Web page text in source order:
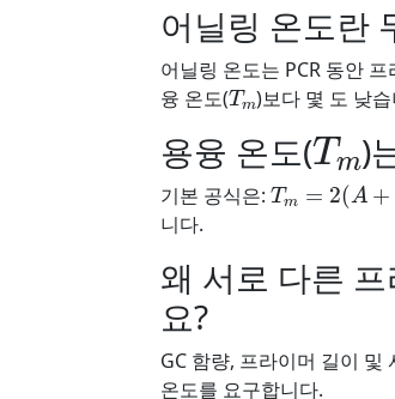
어닐링 온도란
어닐링 온도는 PCR 동안
융 온도(
Tm
)보다 몇 도 낮
용융 온도(
Tm
)
기본 공식은:
= A+T)
니다.
왜 서로 다른
요?
GC 함량, 프라이머 길이 및
온도를 요구합니다.